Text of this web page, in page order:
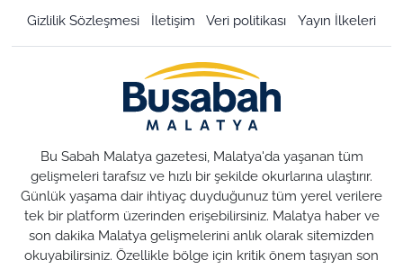
Gizlilik Sözleşmesi İletişim Veri politikası Yayın İlkeleri
Bu Sabah Malatya gazetesi, Malatya'da yaşanan tüm
gelişmeleri tarafsız ve hızlı bir şekilde okurlarına ulaştırır.
Günlük yaşama dair ihtiyaç duyduğunuz tüm yerel verilere
tek bir platform üzerinden erişebilirsiniz. Malatya haber ve
son dakika Malatya gelişmelerini anlık olarak sitemizden
okuyabilirsiniz. Özellikle bölge için kritik önem taşıyan son